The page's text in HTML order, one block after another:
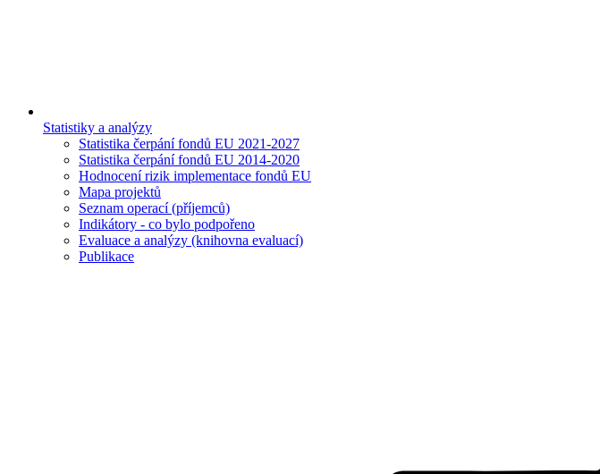
Statistiky a analýzy
Statistika čerpání fondů EU 2021-2027
Statistika čerpání fondů EU 2014-2020
Hodnocení rizik implementace fondů EU
Mapa projektů
Seznam operací (příjemců)
Indikátory - co bylo podpořeno
Evaluace a analýzy (knihovna evaluací)
Publikace